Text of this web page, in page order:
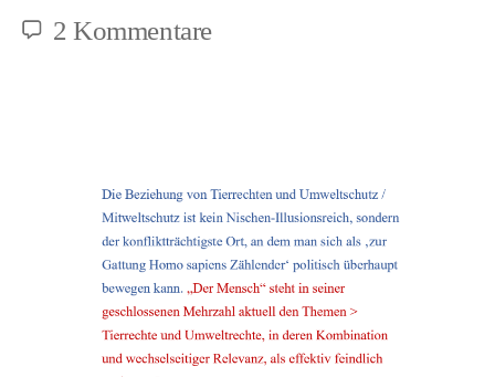
2 Kommentarezu
Antijagd
1
–
3